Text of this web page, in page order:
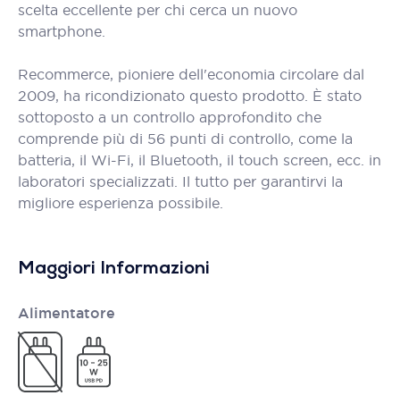
scelta eccellente per chi cerca un nuovo
smartphone.
Recommerce, pioniere dell'economia circolare dal
2009, ha ricondizionato questo prodotto. È stato
sottoposto a un controllo approfondito che
comprende più di 56 punti di controllo, come la
batteria, il Wi-Fi, il Bluetooth, il touch screen, ecc. in
laboratori specializzati. Il tutto per garantirvi la
migliore esperienza possibile.
Maggiori Informazioni
Alimentatore